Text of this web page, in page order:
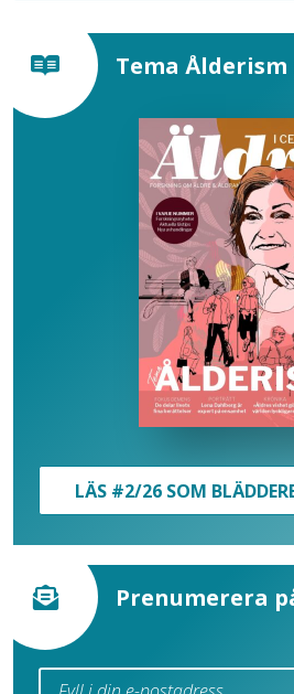
Tema Ålderism
LÄS #2/26 SOM
Prenumerera